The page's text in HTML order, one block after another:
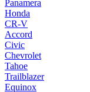
Panamera
Honda
CR-V
Accord
Civic
Chevrolet
Tahoe
Trailblazer
Equinox